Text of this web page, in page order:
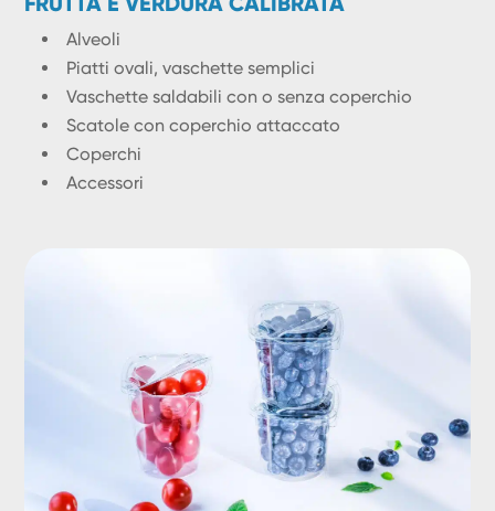
Alveoli
Piatti ovali, vaschette semplici
Vaschette saldabili con o senza coperchio
Scatole con coperchio attaccato
Coperchi
Accessori